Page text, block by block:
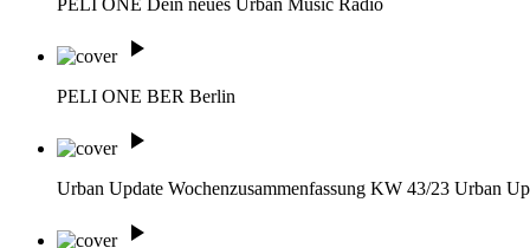
PELI ONE Dein neues Urban Music Radio
play_arrow
PELI ONE BER Berlin
play_arrow
Urban Update Wochenzusammenfassung KW 43/23 Urban
play_arrow